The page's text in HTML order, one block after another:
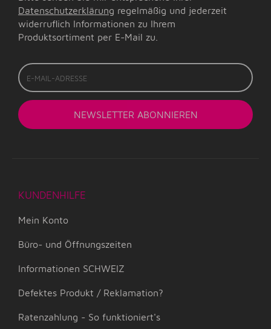
Datenschutzerklärung regelmäßig und jederzeit
widerruflich Informationen zu Ihrem
Produktsortiment per E-Mail zu.
E-
Mail-
Adresse
NEWSLETTER ABONNIEREN
KUNDENHILFE
Mein Konto
Büro- und Öffnungszeiten
Informationen SCHWEIZ
Defektes Produkt / Reklamation?
Ratenzahlung - So funktioniert's